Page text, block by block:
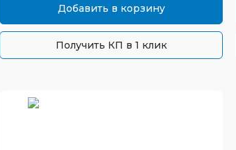
Добавить в корзину
Получить КП в 1 клик